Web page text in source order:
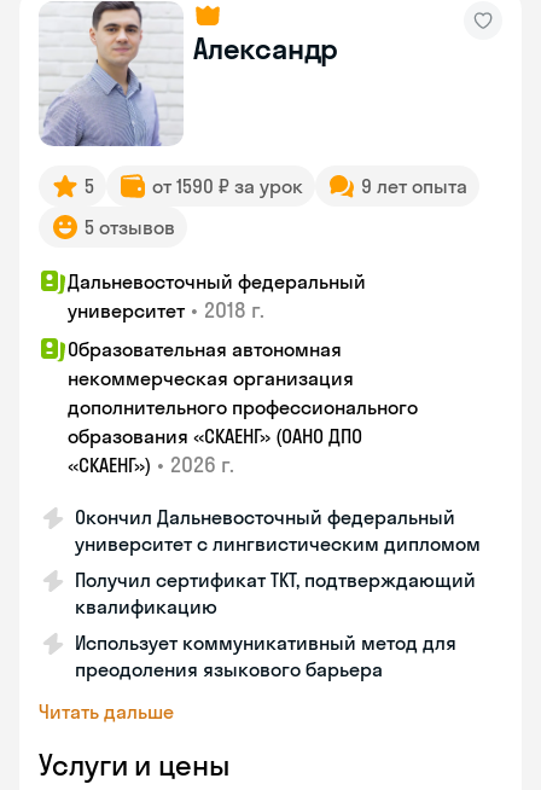
Александр
5 от 1590 ₽ за урок
9 лет опыта
5 отзывов
Дальневосточный федеральный
университет • 2018 г.
Образовательная автономная
некоммерческая организация
дополнительного профессионального
образования «СКАЕНГ» (ОАНО ДПО
«СКАЕНГ») • 2026 г.
Окончил Дальневосточный федеральный
университет с лингвистическим дипломом
Получил сертификат TKT, подтверждающий
квалификацию
Использует коммуникативный метод для
преодоления языкового барьера
Читать дальше
Услуги и цены